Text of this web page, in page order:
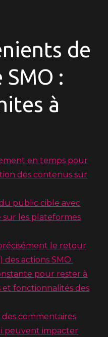
de
:
à
en temps pour
des contenus sur
public cible avec
sur les plateformes
le retour
des actions SMO.
pour rester à
et fonctionnalités des
des commentaires
peuvent impacter